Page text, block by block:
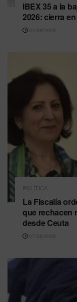
IBEX 35 a la
2026: cierra
07/08/2026
POLÍTICA
La Fiscalía
que rechacen
desde Ceuta
07/08/2026